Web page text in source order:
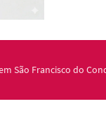
São Francisco do